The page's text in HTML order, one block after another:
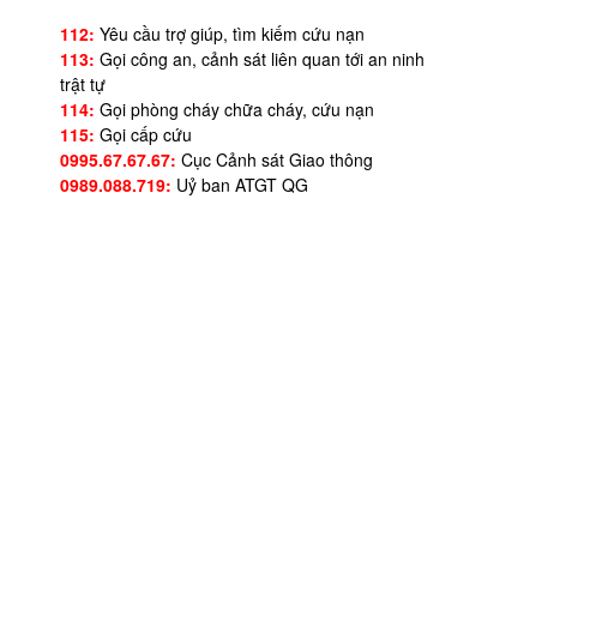
112: Yêu cầu trợ giúp, tìm kiếm cứu nạn
113: Gọi công an, cảnh sát liên quan tới an ninh
trật tự
114: Gọi phòng cháy chữa cháy, cứu nạn
115: Gọi cấp cứu
0995.67.67.67: Cục Cảnh sát Giao thông
0989.088.719: Uỷ ban ATGT QG